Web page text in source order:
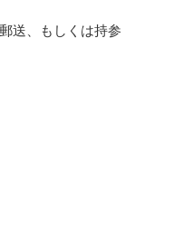
送、もしくは持参